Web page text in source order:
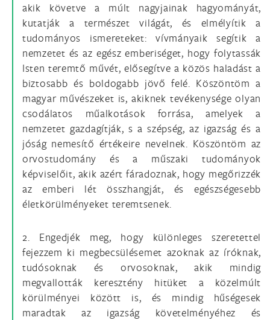
akik követve a múlt nagyjainak hagyományát,
kutatják a természet világát, és elmélyítik a
tudományos ismereteket: vívmányaik segítik a
nemzetet és az egész emberiséget, hogy folytassák
Isten teremtő művét, elősegítve a közös haladást a
biztosabb és boldogabb jövő felé. Köszöntöm a
magyar művészeket is, akiknek tevékenysége olyan
csodálatos műalkotások forrása, amelyek a
nemzetet gazdagítják, s a szépség, az igazság és a
jóság nemesítő értékeire nevelnek. Köszöntöm az
orvostudomány és a műszaki tudományok
képviselőit, akik azért fáradoznak, hogy megőrizzék
az emberi lét összhangját, és egészségesebb
életkörülményeket teremtsenek.
2. Engedjék meg, hogy különleges szeretettel
fejezzem ki megbecsülésemet azoknak az íróknak,
tudósoknak és orvosoknak, akik mindig
megvallották keresztény hitüket a közelmúlt
körülményei között is, és mindig hűségesek
maradtak az igazság követelményéhez és